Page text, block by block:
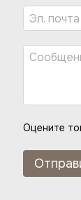
Оцените